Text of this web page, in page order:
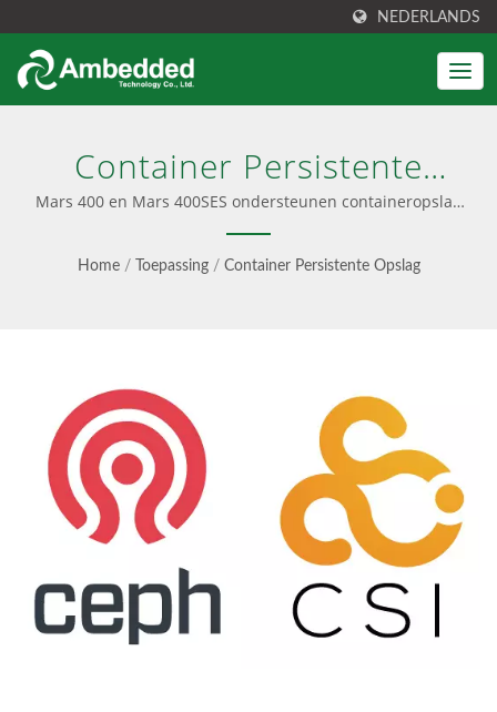
NEDERLANDS
Container Persistente
Opslag | Bewezen Ceph-
Experts — 200+
Mars 400 en Mars 400SES ondersteunen containeropslag
en persistente volumes. | Mars 400 - Hoge-dichtheid
Ceph opslag
Home / Toepassing / Container Persistente Opslag